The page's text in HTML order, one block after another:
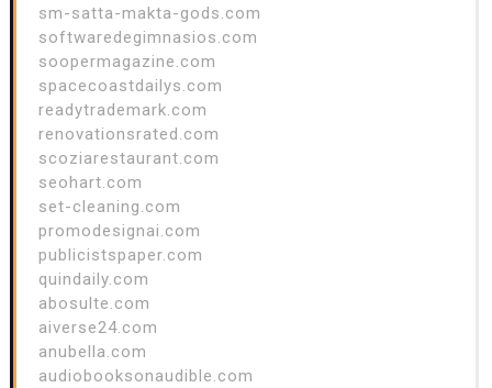
sm-satta-makta-gods.com
softwaredegimnasios.com
soopermagazine.com
spacecoastdailys.com
readytrademark.com
renovationsrated.com
scoziarestaurant.com
seohart.com
set-cleaning.com
promodesignai.com
publicistspaper.com
quindaily.com
abosulte.com
aiverse24.com
anubella.com
audiobooksonaudible.com